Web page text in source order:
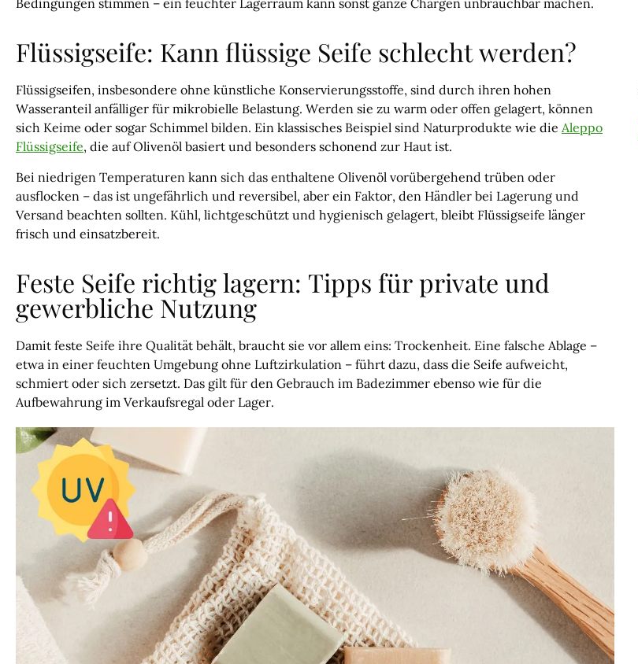
Flüssigseife: Kann flüssige Seife schlecht werden?
Flüssigseifen, insbesondere ohne künstliche Konservierungsstoffe, sind durch ihren hohen
Wasseranteil anfälliger für mikrobielle Belastung. Werden sie zu warm oder offen gelagert, können
sich Keime oder sogar Schimmel bilden. Ein klassisches Beispiel sind Naturprodukte wie die Aleppo
Flüssigseife, die auf Olivenöl basiert und besonders schonend zur Haut ist.
Bei niedrigen Temperaturen kann sich das enthaltene Olivenöl vorübergehend trüben oder
ausflocken – das ist ungefährlich und reversibel, aber ein Faktor, den Händler bei Lagerung und
Versand beachten sollten. Kühl, lichtgeschützt und hygienisch gelagert, bleibt Flüssigseife länger
frisch und einsatzbereit.
Feste Seife richtig lagern: Tipps für private und
gewerbliche Nutzung
Damit feste Seife ihre Qualität behält, braucht sie vor allem eins: Trockenheit. Eine falsche Ablage –
etwa in einer feuchten Umgebung ohne Luftzirkulation – führt dazu, dass die Seife aufweicht,
schmiert oder sich zersetzt. Das gilt für den Gebrauch im Badezimmer ebenso wie für die
Aufbewahrung im Verkaufsregal oder Lager.